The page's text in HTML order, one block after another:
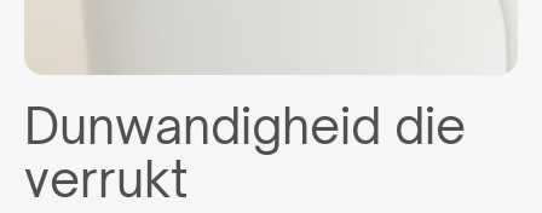
Dunwandigheid die
verrukt